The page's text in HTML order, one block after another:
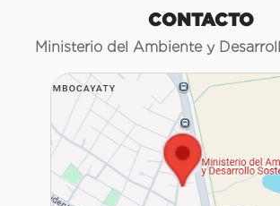
CONTACTO
Ministerio del Ambiente y